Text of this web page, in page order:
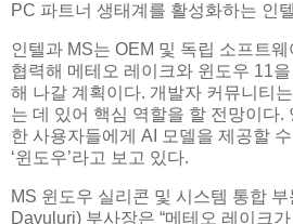
PC 파트너 생태계를 활성화하는 인
인텔과 MS는 OEM 및 독립 소프트
협력해 메테오 레이크와 윈도우 11
해 나갈 계획이다. 개발자 커뮤니티
는 데 있어 핵심 역할을 할 전망이다.
한 사용자들에게 AI 모델을 제공할
‘윈도우’라고 보고 있다.
MS 윈도우 실리콘 및 시스템 통합
Davuluri) 부사장은 “메테오 레이크